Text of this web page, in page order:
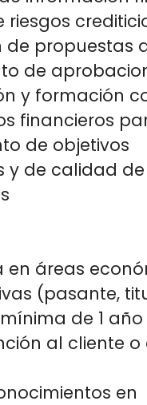
riesgos
de propuestas
de
y formación
financieros
de objetivos
y de calidad de
en áreas
(pasante,
de 1 año
al cliente o
en